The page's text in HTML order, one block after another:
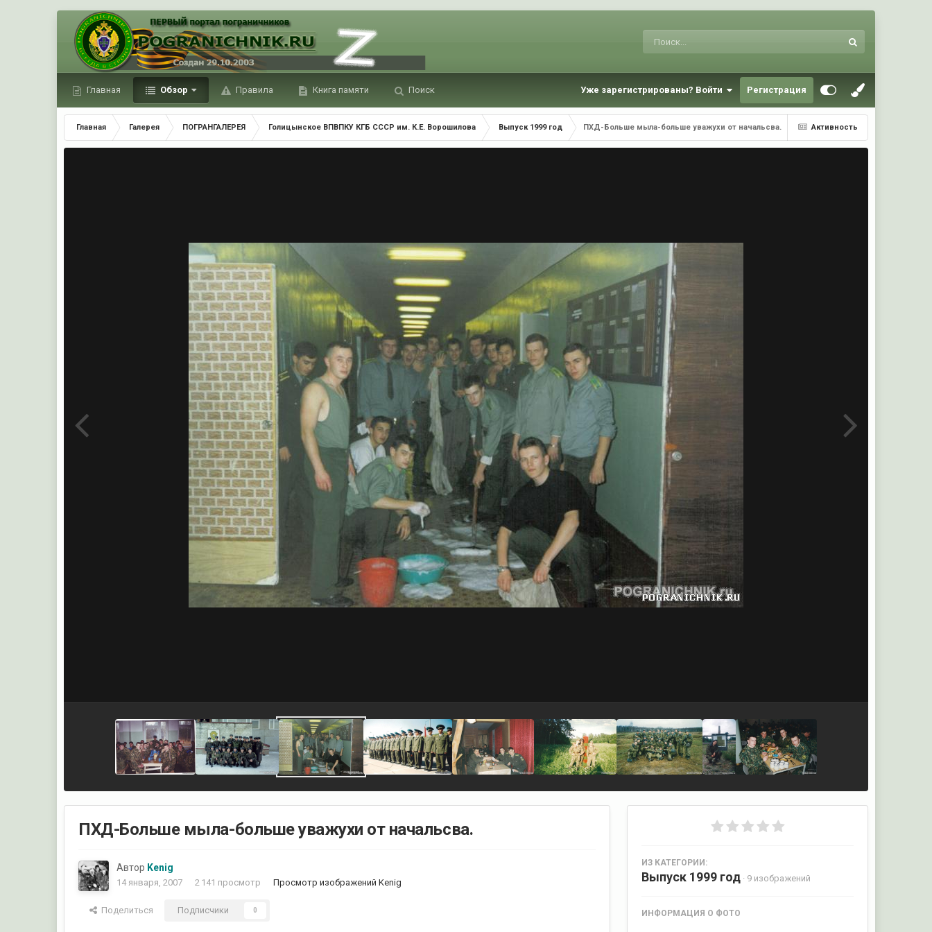
Главная Обзор Правила Книга памяти Поиск Уже зарегистрированы? Войти Регистрация
Активность
Главная Галерея ПОГРАНГАЛЕРЕЯ Голицынское ВПВПКУ КГБ СССР им. К.Е. Ворошилова Выпуск 1999 год ПХД-Больше мыла-больше уважухи от начальсва.
ПХД-Больше мыла-больше уважухи от начальсва.
Автор Kenig
14 января, 2007 2 141 просмотр Просмотр изображений Kenig
Поделиться Подписчики 0
ИЗ КАТЕГОРИИ:
Выпуск 1999 год · 9 изображений
ИНФОРМАЦИЯ О ФОТО